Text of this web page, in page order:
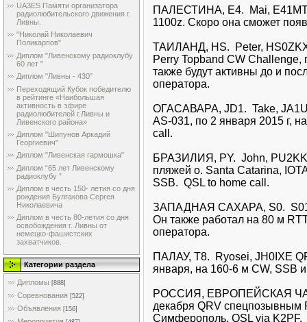
UA3ES Памяти организатора
радиолюбительского движения г.
Ливны.
"Николай Николаевич
Поликарпов"
Диплом "Ливенскому радиоклубу
60 лет "
Диплом "Ливны - 430"
Переходящий Кубок победителю
в рейтинге «Наибольшая
активность в эфире
радиолюбителей г.Ливны и
Ливенского района»
Диплом "Шипунов Аркадий
Георгиевич"
Диплом "Ливенская гармошка"
Диплом “65 лет Ливенскому
радиоклубу ”
Диплом в честь 150- летия со дня
рождения Булгакова Сергея
Николаевича
Диплом в честь 80-летия со дня
освобождения г. Ливны от
немецко-фашистских
захватчиков.
Категории раздела
Дипломы [888]
Соревнования [522]
Объявления [156]
ПАЛЕСТИНА, E4. Mai, E41MT
1100z. Скоро она сможет
ТАИЛАНД, HS. Peter,
Perry Topband CW
также будут активны до и
оператора.
ОГАСАВАРА, JD1. Take,
AS-031, по 2 января 2015 г,
call.
БРАЗИЛИЯ, PY. John,
пляжей о. Santa Catarina,
SSB. QSL to home call.
ЗАПАДНАЯ САХАРА, S0.
Он также работал на 80 м
оператора.
ПАЛАУ, T8. Ryosei, JH0IXE
января, на 160-6 м CW, SSB
РОССИЯ, ЕВРОПЕЙСКАЯ
декабря QRV спецпозывным
Симферополь. QSL via K2PF.